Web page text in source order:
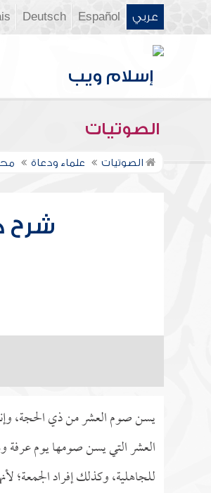
عربي Español
Deutsch
الصوتيات
الصوتيات علماء ودعاة
شرح
يسن صوم العشر من ذي الحجة،
العشر التي يسن صومها يوم عرفة
للجاهلية، وكذلك إفراد الجمعة؛